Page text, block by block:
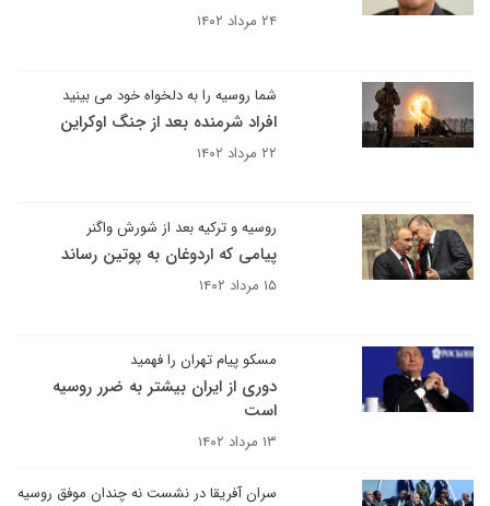
۲۴ مرداد ۱۴۰۲
شما روسیه را به دلخواه خود می بینید
افراد شرمنده بعد از جنگ اوکراین
۲۲ مرداد ۱۴۰۲
روسیه و ترکیه بعد از شورش واگنر
پیامی که اردوغان به پوتین رساند
۱۵ مرداد ۱۴۰۲
مسکو پیام تهران را فهمید
دوری از ایران بیشتر به ضرر روسیه
است
۱۳ مرداد ۱۴۰۲
سران آفریقا در نشست نه چندان موفق روسیه